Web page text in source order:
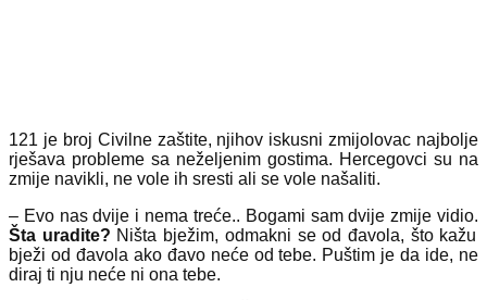
121 je broj Civilne zaštite, njihov iskusni zmijolovac najbolje
rješava probleme sa neželjenim gostima. Hercegovci su na
zmije navikli, ne vole ih sresti ali se vole našaliti.
– Evo nas dvije i nema treće.. Bogami sam dvije zmije vidio.
Šta uradite? Ništa bježim, odmakni se od đavola, što kažu
bježi od đavola ako đavo neće od tebe. Puštim je da ide, ne
diraj ti nju neće ni ona tebe.